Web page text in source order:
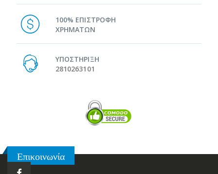
100% ΕΠΙΣΤΡΟΦΗ
ΧΡΗΜΑΤΩΝ
ΥΠΟΣΤΗΡΙΞΗ
2810263101
Επικοινωνία